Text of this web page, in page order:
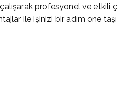
profesyonel ve etkili
ile işinizi bir adım öne